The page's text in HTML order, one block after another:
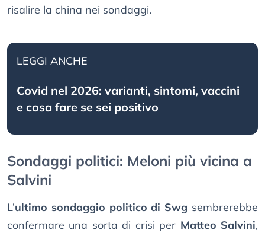
risalire la china nei sondaggi.
LEGGI ANCHE
Covid nel 2026: varianti, sintomi, vaccini
e cosa fare se sei positivo
Sondaggi politici: Meloni più vicina a
Salvini
L’ultimo sondaggio politico di Swg sembrerebbe
confermare una sorta di crisi per Matteo Salvini,